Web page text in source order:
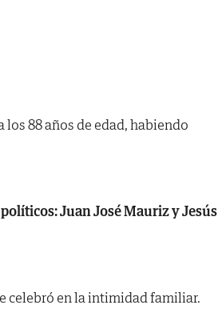
los 88 años de edad, habiendo
Juan José Mauriz y Jesús
celebró en la intimidad familiar.